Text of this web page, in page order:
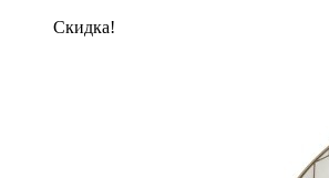
Скидка!